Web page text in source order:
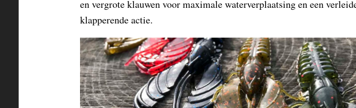
en vergrote klauwen voor maximale waterverplaatsing en een
klapperende actie.